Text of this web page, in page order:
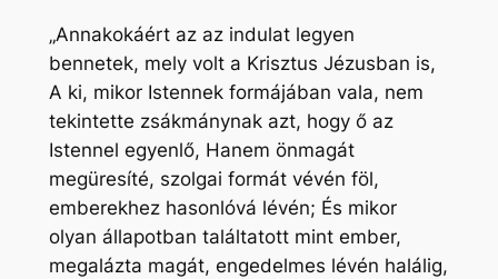
„Annakokáért az az indulat legyen
bennetek, mely volt a Krisztus Jézusban is,
A ki, mikor Istennek formájában vala, nem
tekintette zsákmánynak azt, hogy ő az
Istennel egyenlő, Hanem önmagát
megüresíté, szolgai formát vévén föl,
emberekhez hasonlóvá lévén; És mikor
olyan állapotban találtatott mint ember,
megalázta magát, engedelmes lévén halálig,